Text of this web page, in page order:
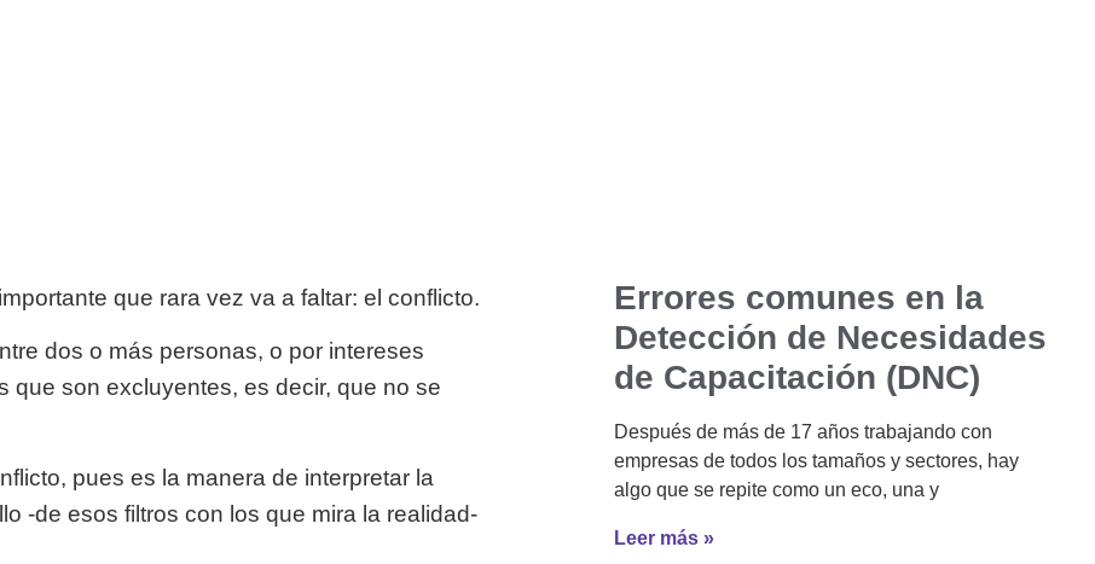
que rara vez va a faltar: el conflicto.
dos o más personas, o por intereses
que son excluyentes, es decir, que no se
pues es la manera de interpretar la
-de esos filtros con los que mira la realidad-
Errores comunes en la
Detección de Necesidades
de Capacitación (DNC)
Después de más de 17 años trabajando con
empresas de todos los tamaños y sectores, hay
algo que se repite como un eco, una y
Leer más »